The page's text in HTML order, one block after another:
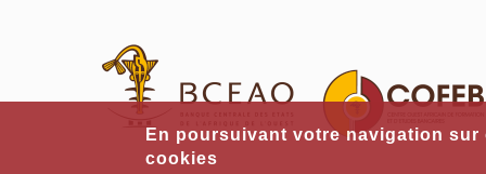
En poursuivant votre navigation
cookies